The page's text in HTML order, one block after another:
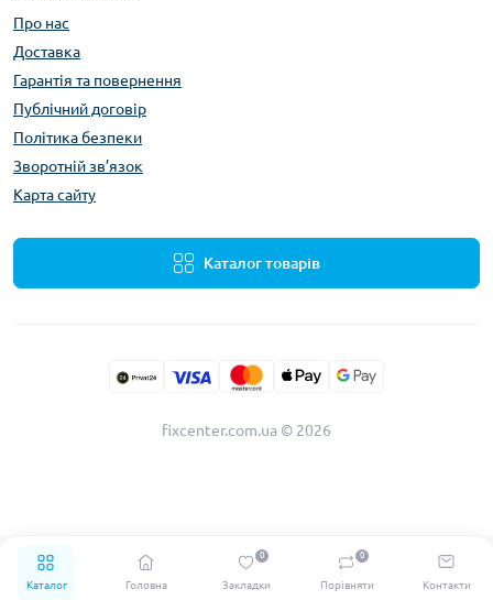
Каталог Головна Закладки
0
Порівняти
0
Контакти
Про нас
Доставка
Гарантія та повернення
Публічний договір
Політика безпеки
Зворотній зв’язок
Карта сайту
Каталог товарів
fixcenter.com.ua © 2026